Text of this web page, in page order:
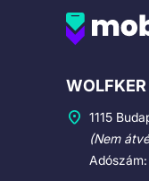
1115
(Nem